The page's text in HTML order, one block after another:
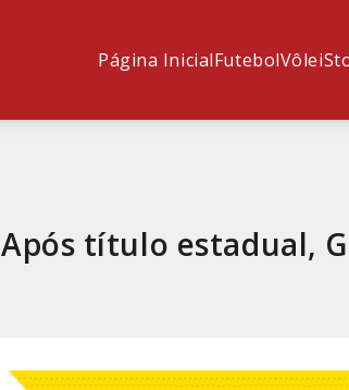
Página InicialFutebolVôlei
Após título estadual,